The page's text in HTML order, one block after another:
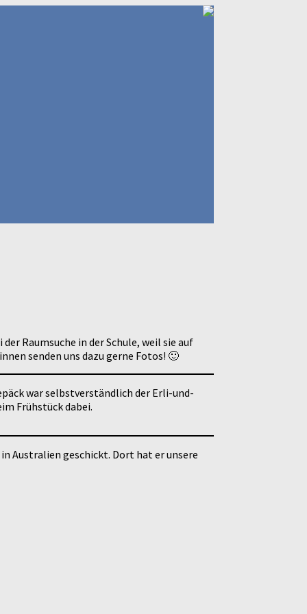
Raumsuche in der Schule, weil sie auf
senden uns dazu gerne Fotos! 🙂
war selbstverständlich der Erli-und-
Frühstück dabei.
Australien geschickt. Dort hat er unsere